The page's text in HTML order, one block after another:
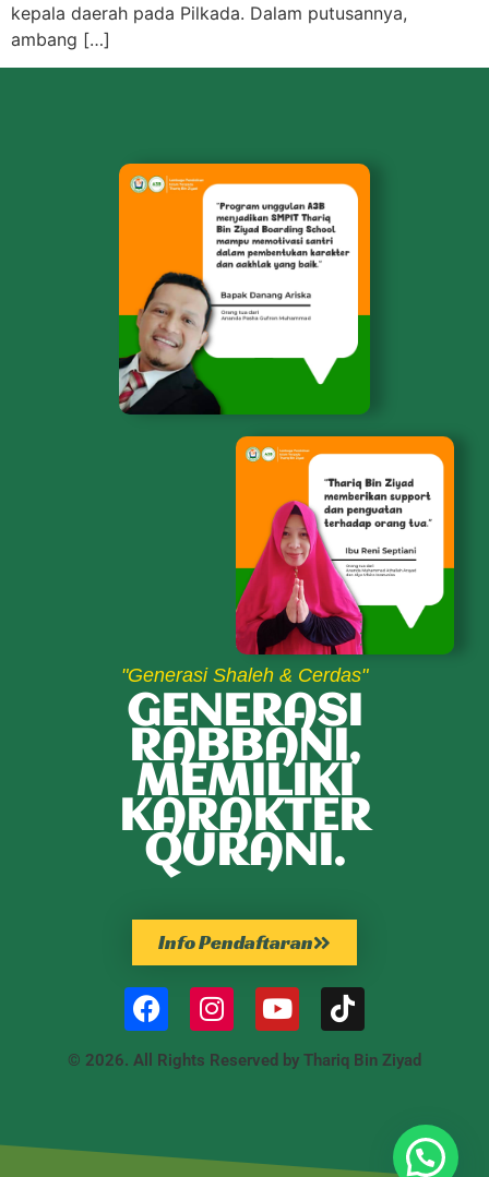
kepala daerah pada Pilkada. Dalam putusannya,
ambang […]
"Generasi Shaleh & Cerdas"
GENERASI
RABBANI,
MEMILIKI
KARAKTER
QURANI.
Info Pendaftaran
© 2026. All Rights Reserved by Thariq Bin Ziyad